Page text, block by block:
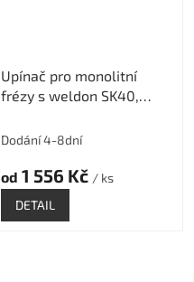
Upínač pro monolitní
frézy s weldon SK40,
Dodání 4-8dní
od 1 556 Kč / ks
DETAIL